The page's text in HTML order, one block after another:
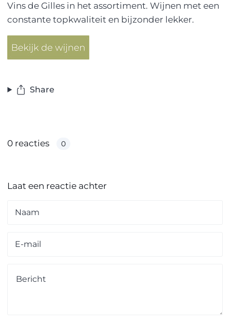
Vins de Gilles in het assortiment. Wijnen met een
constante topkwaliteit en bijzonder lekker.
Share
0 reacties 0
Laat een reactie achter